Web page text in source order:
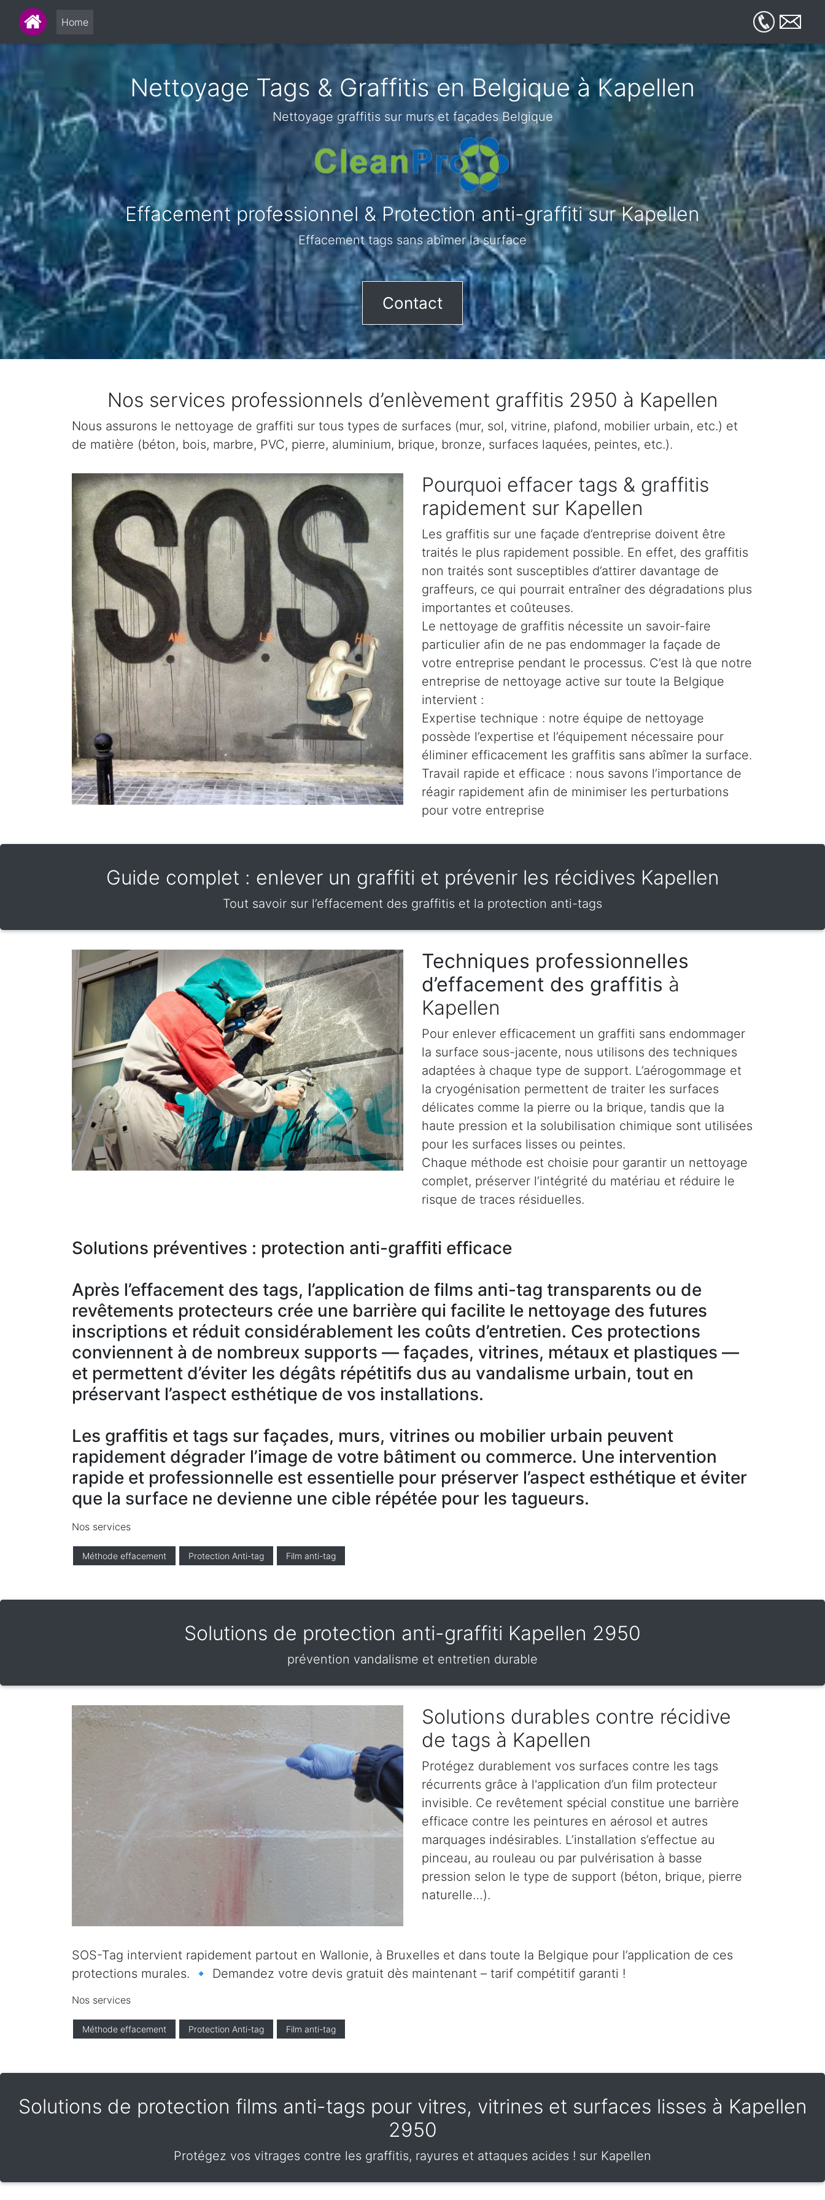
Home
Nettoyage Tags & Graffitis en Belgique à Kapellen
Nettoyage graffitis sur murs et façades Belgique
Effacement professionnel & Protection anti-graffiti sur Kapellen
Effacement tags sans abîmer la surface
Contact
Nos services professionnels d’enlèvement graffitis 2950 à Kapellen
Nous assurons le nettoyage de graffiti sur tous types de surfaces (mur, sol, vitrine, plafond, mobilier urbain, etc.) et
de matière (béton, bois, marbre, PVC, pierre, aluminium, brique, bronze, surfaces laquées, peintes, etc.).
Pourquoi effacer tags & graffitis
rapidement sur Kapellen
Les graffitis sur une façade d’entreprise doivent être
traités le plus rapidement possible. En effet, des graffitis
non traités sont susceptibles d’attirer davantage de
graffeurs, ce qui pourrait entraîner des dégradations plus
importantes et coûteuses.
Le nettoyage de graffitis nécessite un savoir-faire
particulier afin de ne pas endommager la façade de
votre entreprise pendant le processus. C’est là que notre
entreprise de nettoyage active sur toute la Belgique
intervient :
Expertise technique : notre équipe de nettoyage
possède l’expertise et l’équipement nécessaire pour
éliminer efficacement les graffitis sans abîmer la surface.
Travail rapide et efficace : nous savons l’importance de
réagir rapidement afin de minimiser les perturbations
pour votre entreprise
Guide complet : enlever un graffiti et prévenir les récidives Kapellen
Tout savoir sur l’effacement des graffitis et la protection anti-tags
Techniques professionnelles
d’effacement des graffitis à
Kapellen
Pour enlever efficacement un graffiti sans endommager
la surface sous-jacente, nous utilisons des techniques
adaptées à chaque type de support. L’aérogommage et
la cryogénisation permettent de traiter les surfaces
délicates comme la pierre ou la brique, tandis que la
haute pression et la solubilisation chimique sont utilisées
pour les surfaces lisses ou peintes.
Chaque méthode est choisie pour garantir un nettoyage
complet, préserver l’intégrité du matériau et réduire le
risque de traces résiduelles.
Solutions préventives : protection anti-graffiti efficace
Après l’effacement des tags, l’application de films anti-tag transparents ou de
revêtements protecteurs crée une barrière qui facilite le nettoyage des futures
inscriptions et réduit considérablement les coûts d’entretien. Ces protections
conviennent à de nombreux supports — façades, vitrines, métaux et plastiques —
et permettent d’éviter les dégâts répétitifs dus au vandalisme urbain, tout en
préservant l’aspect esthétique de vos installations.
Les graffitis et tags sur façades, murs, vitrines ou mobilier urbain peuvent
rapidement dégrader l’image de votre bâtiment ou commerce. Une intervention
rapide et professionnelle est essentielle pour préserver l’aspect esthétique et éviter
que la surface ne devienne une cible répétée pour les tagueurs.
Nos services
Méthode effacement Protection Anti-tag Film anti-tag
Solutions de protection anti-graffiti Kapellen 2950
prévention vandalisme et entretien durable
Solutions durables contre récidive
de tags à Kapellen
Protégez durablement vos surfaces contre les tags
récurrents grâce à l'application d’un film protecteur
invisible. Ce revêtement spécial constitue une barrière
efficace contre les peintures en aérosol et autres
marquages indésirables. L’installation s’effectue au
pinceau, au rouleau ou par pulvérisation à basse
pression selon le type de support (béton, brique, pierre
naturelle…).
SOS-Tag intervient rapidement partout en Wallonie, à Bruxelles et dans toute la Belgique pour l’application de ces
protections murales. 🔹 Demandez votre devis gratuit dès maintenant – tarif compétitif garanti !
Nos services
Méthode effacement Protection Anti-tag Film anti-tag
Solutions de protection films anti-tags pour vitres, vitrines et surfaces lisses à Kapellen
2950
Protégez vos vitrages contre les graffitis, rayures et attaques acides ! sur Kapellen